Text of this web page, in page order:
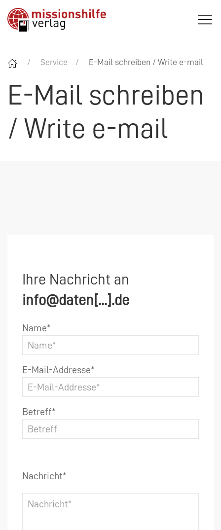
Service E-Mail schreiben / Write e-mail
E-Mail schreiben
/ Write e-mail
Ihre Nachricht an
info@daten[...].de
Name*
E-Mail-Addresse*
Betreff*
Nachricht*